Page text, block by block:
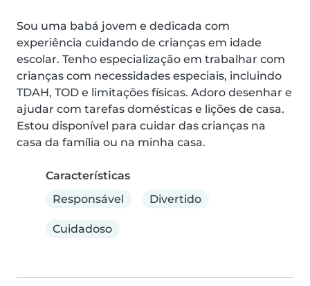
Sou uma babá jovem e dedicada com
experiência cuidando de crianças em idade
escolar. Tenho especialização em trabalhar com
crianças com necessidades especiais, incluindo
TDAH, TOD e limitações físicas. Adoro desenhar e
ajudar com tarefas domésticas e lições de casa.
Estou disponível para cuidar das crianças na
casa da família ou na minha casa.
Características
Responsável
Divertido
Cuidadoso